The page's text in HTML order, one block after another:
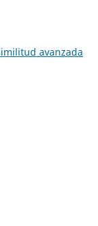
avanzada